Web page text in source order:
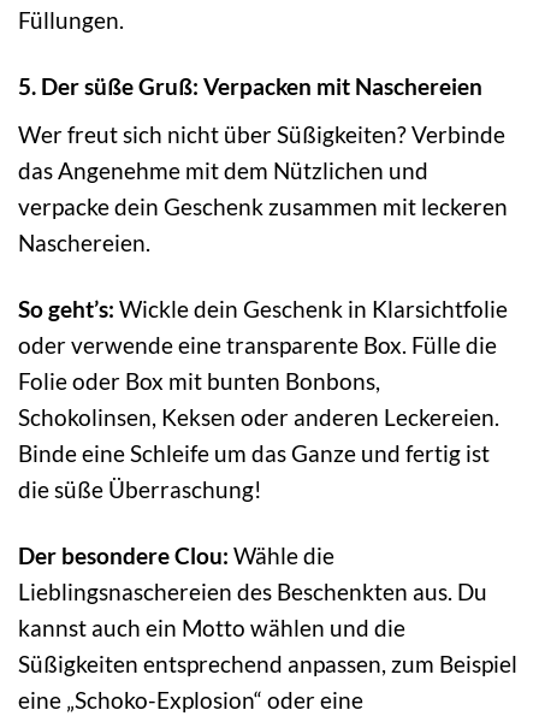
Füllungen.
5. Der süße Gruß: Verpacken mit Naschereien
Wer freut sich nicht über Süßigkeiten? Verbinde
das Angenehme mit dem Nützlichen und
verpacke dein Geschenk zusammen mit leckeren
Naschereien.
So geht’s: Wickle dein Geschenk in Klarsichtfolie
oder verwende eine transparente Box. Fülle die
Folie oder Box mit bunten Bonbons,
Schokolinsen, Keksen oder anderen Leckereien.
Binde eine Schleife um das Ganze und fertig ist
die süße Überraschung!
Der besondere Clou: Wähle die
Lieblingsnaschereien des Beschenkten aus. Du
kannst auch ein Motto wählen und die
Süßigkeiten entsprechend anpassen, zum Beispiel
eine „Schoko-Explosion“ oder eine